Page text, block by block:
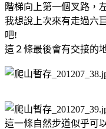
階梯向上第一個叉路，
我想說上次來有走過六
吧!
這２條最後會有交接的
這一條自然步道似乎可